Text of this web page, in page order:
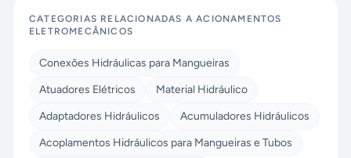
CATEGORIAS RELACIONADAS AACIONAMENTOS
ELETROMECÂNICOS
Conexões Hidráulicas para Mangueiras
Atuadores Elétricos
Material Hidráulico
Adaptadores Hidráulicos
Acumuladores Hidráulicos
Acoplamentos Hidráulicos para Mangueiras e Tubos